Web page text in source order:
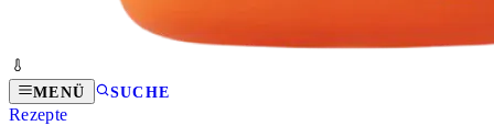
MENÜ SUCHE
Rezepte